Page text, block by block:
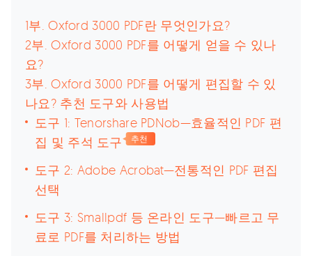
1부. Oxford 3000 PDF란 무엇인가요?
2부. Oxford 3000 PDF를 어떻게 얻을 수 있나
요?
3부. Oxford 3000 PDF를 어떻게 편집할 수 있
나요? 추천 도구와 사용법
도구 1: Tenorshare PDNob—효율적인 PDF 편
집 및 주석 도구
추천
도구 2: Adobe Acrobat—전통적인 PDF 편집
선택
도구 3: Smallpdf 등 온라인 도구—빠르고 무
료로 PDF를 처리하는 방법